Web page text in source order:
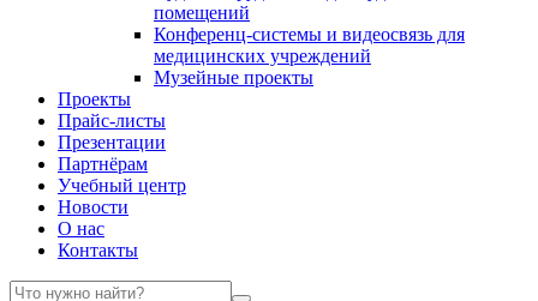
помещений
Конференц-системы и видеосвязь для
медицинских учреждений
Музейные проекты
Проекты
Прайс-листы
Презентации
Партнёрам
Учебный центр
Новости
О нас
Контакты